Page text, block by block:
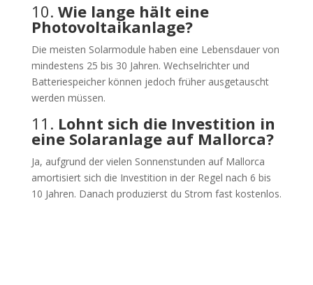
10. Wie lange hält eine
Photovoltaikanlage?
Die meisten Solarmodule haben eine Lebensdauer von
mindestens 25 bis 30 Jahren. Wechselrichter und
Batteriespeicher können jedoch früher ausgetauscht
werden müssen.
11. Lohnt sich die Investition in
eine Solaranlage auf Mallorca?
Ja, aufgrund der vielen Sonnenstunden auf Mallorca
amortisiert sich die Investition in der Regel nach 6 bis
10 Jahren. Danach produzierst du Strom fast kostenlos.